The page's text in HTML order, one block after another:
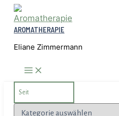
Zum
Inhalt
springen
AROMATHERAPIE
Eliane Zimmermann
for:
Kategorien